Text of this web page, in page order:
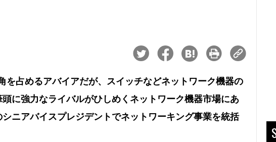
を占めるアバイアだが、スイッチなどネットワーク機器の
に強力なライバルがひしめくネットワーク機器市場にあ
ニアバイスプレジデントでネットワーキング事業を統括